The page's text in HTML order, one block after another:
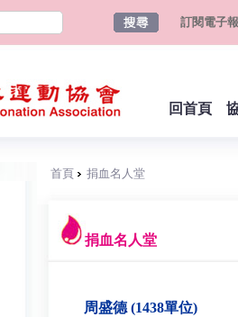
訂閱電子報
回首頁
首頁 捐血名人堂
捐血名人堂
周盛德 (1438單位)